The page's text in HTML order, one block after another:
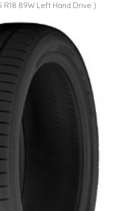
R18 89W Left Hand Drive )